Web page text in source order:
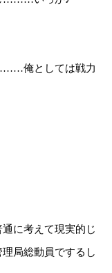
俺としては戦力
に考えて現実的じ
局総動員でするし